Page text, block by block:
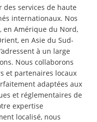
des services de haute
internationaux. Nos
en Amérique du Nord,
en Asie du Sud-
à un large
Nous collaborons
et partenaires locaux
adaptées aux
et réglementaires de
expertise
localisé, nous